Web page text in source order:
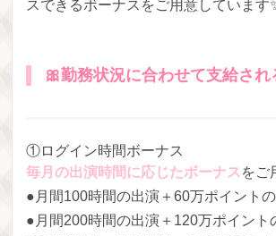
スできるボーナスをご用意しています
🎀勤務状況に合わせて支給され
①ログイン時間ボーナス
毎月の出演時間に応じたボーナス をご
●月間100時間の出演＋60万ポイント
●月間200時間の出演＋120万ポイント